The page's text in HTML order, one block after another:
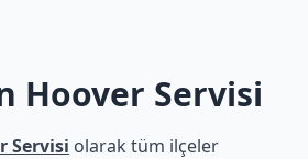
Hoover Servisi
Servisi olarak tüm ilçeler